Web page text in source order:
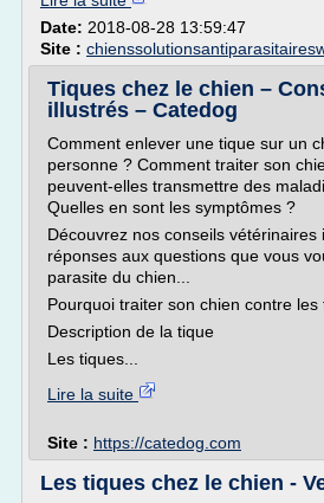
Date: 2018-08-28 13:59:47
Site :
Tiques chez le chien –
illustrés – Catedog
Comment enlever une tique sur un
personne ? Comment traiter son
peuvent-elles transmettre des
Quelles en sont les symptômes ?
Découvrez nos conseils vétérinaires
réponses aux questions que vous
parasite du chien...
Pourquoi traiter son chien contre les
Description de la tique
Les tiques...
Lire la suite
Site : https://catedog.com
Les tiques chez le chien -